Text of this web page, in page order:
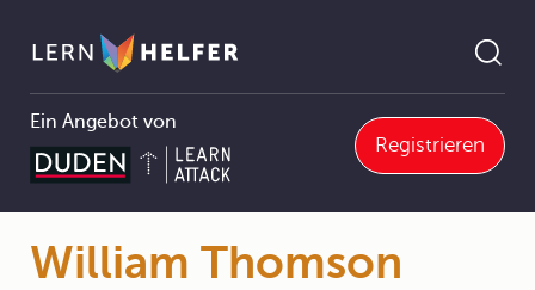
Ein Angebot von
Registrieren
Pfadnavigation
1 Die Chemie - eine Naturwissenschaft 1.2 Denk- und Arbeitsweisen in der Chemie William Thomson
William Thomson